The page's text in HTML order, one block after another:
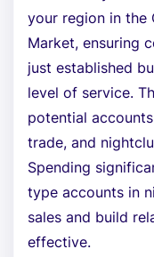
your region in the
Market, ensuring
just established
level of service.
potential
trade, and
Spending
type accounts in
sales and build
effective.